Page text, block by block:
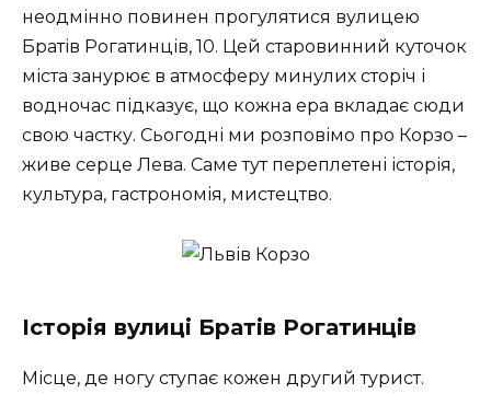
неодмінно повинен прогулятися вулицею
Братів Рогатинців, 10. Цей старовинний куточок
міста занурює в атмосферу минулих сторіч і
водночас підказує, що кожна ера вкладає сюди
свою частку. Сьогодні ми розповімо про Корзо –
живе серце Лева. Саме тут переплетені історія,
культура, гастрономія, мистецтво.
Історія вулиці Братів Рогатинців
Місце, де ногу ступає кожен другий турист.